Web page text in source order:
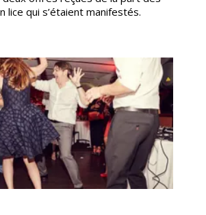
lice qui s’étaient manifestés.